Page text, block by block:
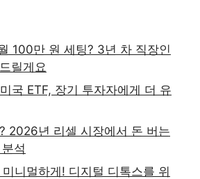
100만 원 세팅? 3년 차 직장인
릴게요
국 ETF, 장기 투자자에게 더 유
2026년 리셀 시장에서 돈 버는
석
니멀하게! 디지털 디톡스를 위